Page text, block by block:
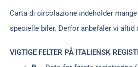
Carta di circolazione indeholder
specielle biler. Derfor anbefaler vi altid
VIGTIGE FELTER PÅ ITALIENSK